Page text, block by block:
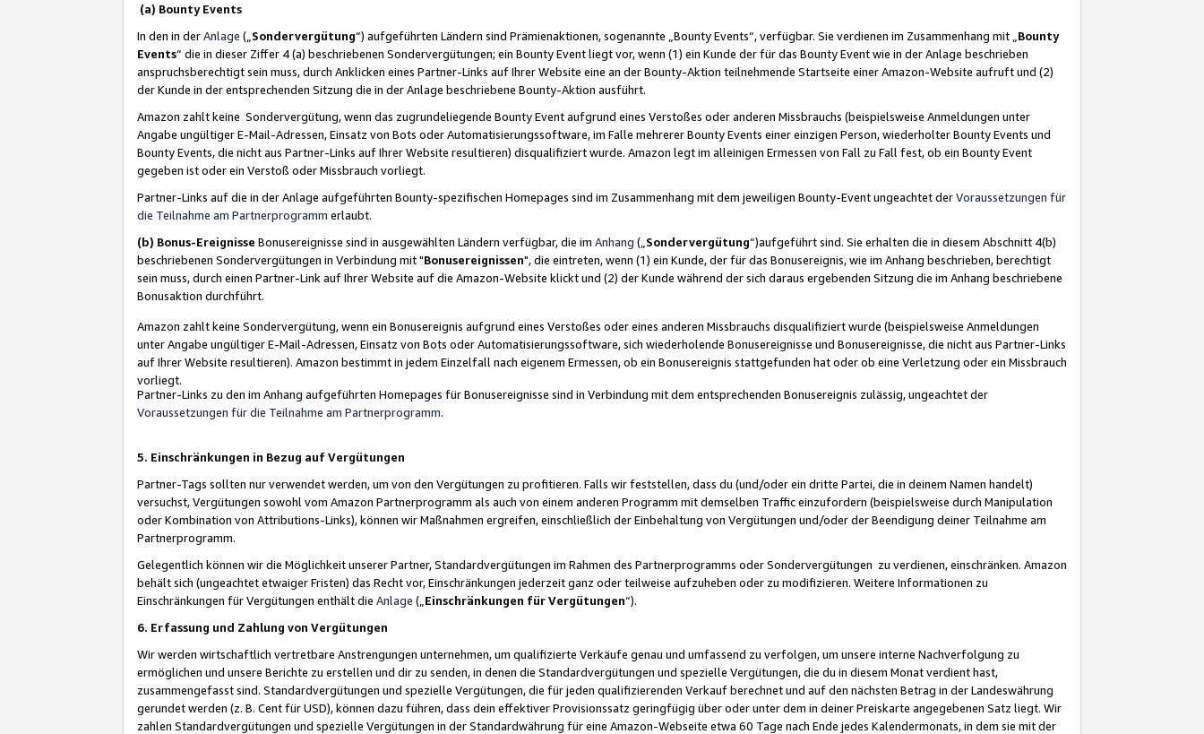
(a) Bounty Events
In den in derAnlage („ Sondervergütung“) aufgeführten Ländern sind Prämienaktionen, sogenannte „Bounty Events“, verfügbar. Sie verdienen im Zusammenhang mit „ Bounty
Events“ die in dieser Ziffer 4 (a) beschriebenen Sondervergütungen; ein Bounty Event liegt vor, wenn (1) ein Kunde der für das Bounty Event wie in der Anlage beschrieben
anspruchsberechtigt sein muss, durch Anklicken eines Partner-Links auf Ihrer Website eine an der Bounty-Aktion teilnehmende Startseite einer Amazon-Website aufruft und (2)
der Kunde in der entsprechenden Sitzung die in der Anlage beschriebene Bounty-Aktion ausführt.
Amazon zahlt keine Sondervergütung, wenn das zugrundeliegende Bounty Event aufgrund eines Verstoßes oder anderen Missbrauchs (beispielsweise Anmeldungen unter
Angabe ungültiger E-Mail-Adressen, Einsatz von Bots oder Automatisierungssoftware, im Falle mehrerer Bounty Events einer einzigen Person, wiederholter Bounty Events und
Bounty Events, die nicht aus Partner-Links auf Ihrer Website resultieren) disqualifiziert wurde. Amazon legt im alleinigen Ermessen von Fall zu Fall fest, ob ein Bounty Event
gegeben ist oder ein Verstoß oder Missbrauch vorliegt.
Partner-Links auf die in der Anlage aufgeführten Bounty-spezifischen Homepages sind im Zusammenhang mit dem jeweiligen Bounty-Event ungeachtet derVoraussetzungen für
die Teilnahme am Partnerprogramm erlaubt.
(b) Bonus-Ereignisse Bonusereignisse sind in ausgewählten Ländern verfügbar, die im Anhang („ Sondervergütung“)aufgeführt sind. Sie erhalten die in diesem Abschnitt 4(b)
beschriebenen Sondervergütungen in Verbindung mit "Bonusereignissen", die eintreten, wenn (1) ein Kunde, der für das Bonusereignis, wie im Anhang beschrieben, berechtigt
sein muss, durch einen Partner-Link auf Ihrer Website auf die Amazon-Website klickt und (2) der Kunde während der sich daraus ergebenden Sitzung die im Anhang beschriebene
Bonusaktion durchführt.
Amazon zahlt keine Sondervergütung, wenn ein Bonusereignis aufgrund eines Verstoßes oder eines anderen Missbrauchs disqualifiziert wurde (beispielsweise Anmeldungen
unter Angabe ungültiger E-Mail-Adressen, Einsatz von Bots oder Automatisierungssoftware, sich wiederholende Bonusereignisse und Bonusereignisse, die nicht aus Partner-Links
auf Ihrer Website resultieren). Amazon bestimmt in jedem Einzelfall nach eigenem Ermessen, ob ein Bonusereignis stattgefunden hat oder ob eine Verletzung oder ein Missbrauch
vorliegt.
Partner-Links zu den im Anhang aufgeführten Homepages für Bonusereignisse sind in Verbindung mit dem entsprechenden Bonusereignis zulässig, ungeachtet der
Voraussetzungen für die Teilnahme am Partnerprogramm.
5. Einschränkungen in Bezug auf Vergütungen
Partner-Tags sollten nur verwendet werden, um von den Vergütungen zu profitieren. Falls wir feststellen, dass du (und/oder ein dritte Partei, die in deinem Namen handelt)
versuchst, Vergütungen sowohl vom Amazon Partnerprogramm als auch von einem anderen Programm mit demselben Traffic einzufordern (beispielsweise durch Manipulation
oder Kombination von Attributions-Links), können wir Maßnahmen ergreifen, einschließlich der Einbehaltung von Vergütungen und/oder der Beendigung deiner Teilnahme am
Partnerprogramm.
Gelegentlich können wir die Möglichkeit unserer Partner, Standardvergütungen im Rahmen des Partnerprogramms oder Sondervergütungen zu verdienen, einschränken. Amazon
behält sich (ungeachtet etwaiger Fristen) das Recht vor, Einschränkungen jederzeit ganz oder teilweise aufzuheben oder zu modifizieren. Weitere Informationen zu
Einschränkungen für Vergütungen enthält die Anlage („ Einschränkungen für Vergütungen“).
6. Erfassung und Zahlung von Vergütungen
Wir werden wirtschaftlich vertretbare Anstrengungen unternehmen, um qualifizierte Verkäufe genau und umfassend zu verfolgen, um unsere interne Nachverfolgung zu
ermöglichen und unsere Berichte zu erstellen und dir zu senden, in denen die Standardvergütungen und spezielle Vergütungen, die du in diesem Monat verdient hast,
zusammengefasst sind. Standardvergütungen und spezielle Vergütungen, die für jeden qualifizierenden Verkauf berechnet und auf den nächsten Betrag in der Landeswährung
gerundet werden (z. B. Cent für USD), können dazu führen, dass dein effektiver Provisionssatz geringfügig über oder unter dem in deiner Preiskarte angegebenen Satz liegt. Wir
zahlen Standardvergütungen und spezielle Vergütungen in der Standardwährung für eine Amazon-Webseite etwa 60 Tage nach Ende jedes Kalendermonats, in dem sie mit der